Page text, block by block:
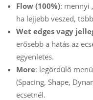
Flow (100%): mennyi
ha lejjebb veszed,
Wet edges vagy
erősebb a hatás az
egyenletes.
More: legördülő
(Spacing, Shape,
ecsetnél.